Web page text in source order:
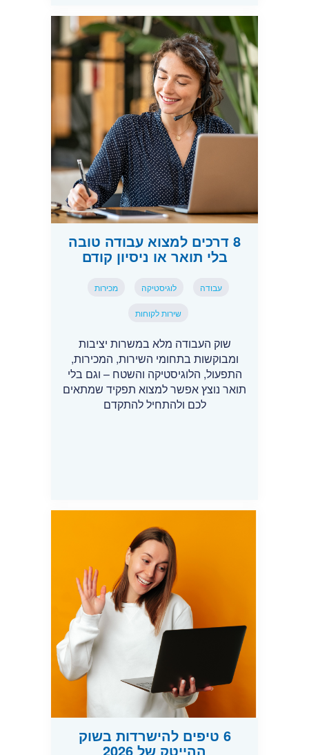
8 דרכים למצוא עבודה טובה
בלי תואר או ניסיון קודם
עבודה לוגיסטיקה מכירות
שירות לקוחות
שוק העבודה מלא במשרות יציבות
ומבוקשות בתחומי השירות, המכירות,
התפעול, הלוגיסטיקה והשטח – וגם בלי
תואר נוצץ אפשר למצוא תפקיד שמתאים
לכם ולהתחיל להתקדם
6 טיפים להישרדות בשוק
ההייטק של 2026